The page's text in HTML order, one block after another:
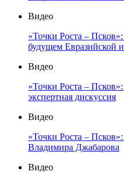
Видео
«Точки Роста –
будущем Евразийской
Видео
«Точки Роста –
экспертная дискуссия
Видео
«Точки Роста –
Владимира Джабарова
Видео